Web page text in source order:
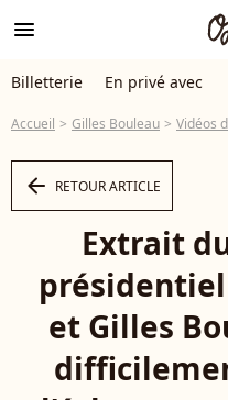
menu
Billetterie En privé avec
Accueil Gilles Bouleau Vidéos
arrow_left RETOUR ARTICLE
Extrait
et Gilles